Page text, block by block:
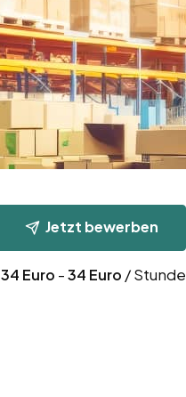
Jetzt bewerben
34 Euro -34 Euro / Stunde